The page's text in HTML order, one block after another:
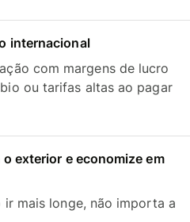
internacional
com margens de lucro
ou tarifas altas ao pagar
exterior e economize em
ir mais longe, não importa a